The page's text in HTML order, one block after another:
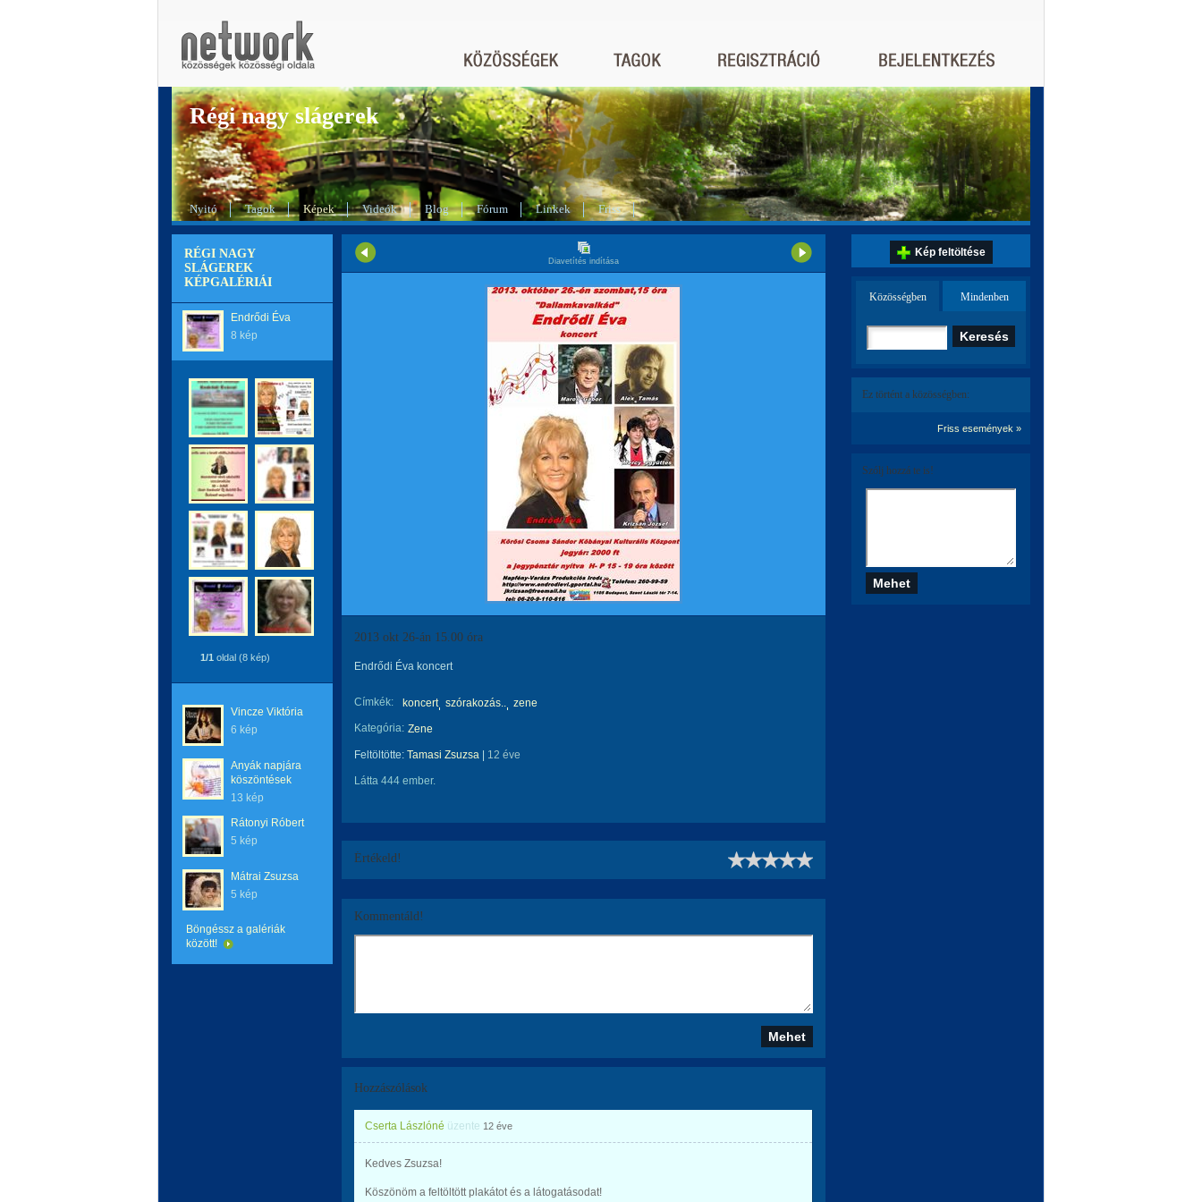
Régi nagy slágerek
Nyitó Tagok Képek Videók Blog Fórum Linkek Friss
RÉGI NAGY
SLÁGEREK
KÉPGALÉRIÁI
Endrődi Éva
8 kép
1/1 oldal (8 kép)
Vincze Viktória
6 kép
Anyák napjára
köszöntések
13 kép
Rátonyi Róbert
5 kép
Mátrai Zsuzsa
5 kép
Böngéssz a galériák
között!
Diavetítés indítása
2013 okt 26-án 15.00 óra
Endrődi Éva koncert
Címkék: koncert szórakozás.. zene
Kategória: Zene
Feltöltötte: Tamasi Zsuzsa 12 éve
Látta 444 ember.
Értékeld!
Kommentáld!
Hozzászólások
Cserta Lászlóné üzente 12 éve
Kedves Zsuzsa!
Köszönöm a feltöltött plakátot és a látogatásodat!
Kép feltöltése
Közösségben Mindenben
Ez történt a közösségben:
Friss események »
Szólj hozzá te is!